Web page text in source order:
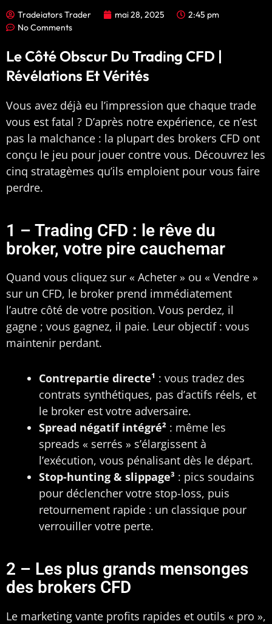
Tradeiators Trader mai 28, 2025
2:45 pm
No Comments
Le Côté Obscur Du Trading CFD |
Révélations Et Vérités
Vous avez déjà eu l’impression que chaque trade
vous est fatal ? D’après notre expérience, ce n’est
pas la malchance : la plupart des brokers CFD ont
conçu le jeu pour jouer contre vous. Découvrez les
cinq stratagèmes qu’ils emploient pour vous faire
perdre.
1 – Trading CFD : le rêve du
broker, votre pire cauchemar
Quand vous cliquez sur « Acheter » ou « Vendre »
sur un CFD, le broker prend immédiatement
l’autre côté de votre position. Vous perdez, il
gagne ; vous gagnez, il paie. Leur objectif : vous
maintenir perdant.
Contrepartie directe¹ : vous tradez des
contrats synthétiques, pas d’actifs réels, et
le broker est votre adversaire.
Spread négatif intégré² : même les
spreads « serrés » s’élargissent à
l’exécution, vous pénalisant dès le départ.
Stop-hunting & slippage³ : pics soudains
pour déclencher votre stop-loss, puis
retournement rapide : un classique pour
verrouiller votre perte.
2 – Les plus grands mensonges
des brokers CFD
Le marketing vante profits rapides et outils « pro »,